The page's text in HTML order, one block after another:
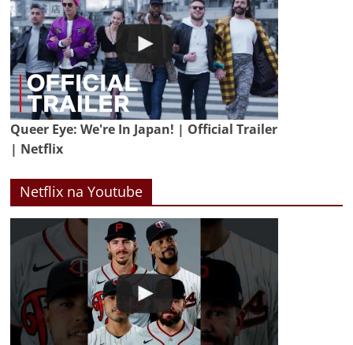
Queer Eye: We're In Japan! | Official Trailer
| Netflix
Netflix na Youtube